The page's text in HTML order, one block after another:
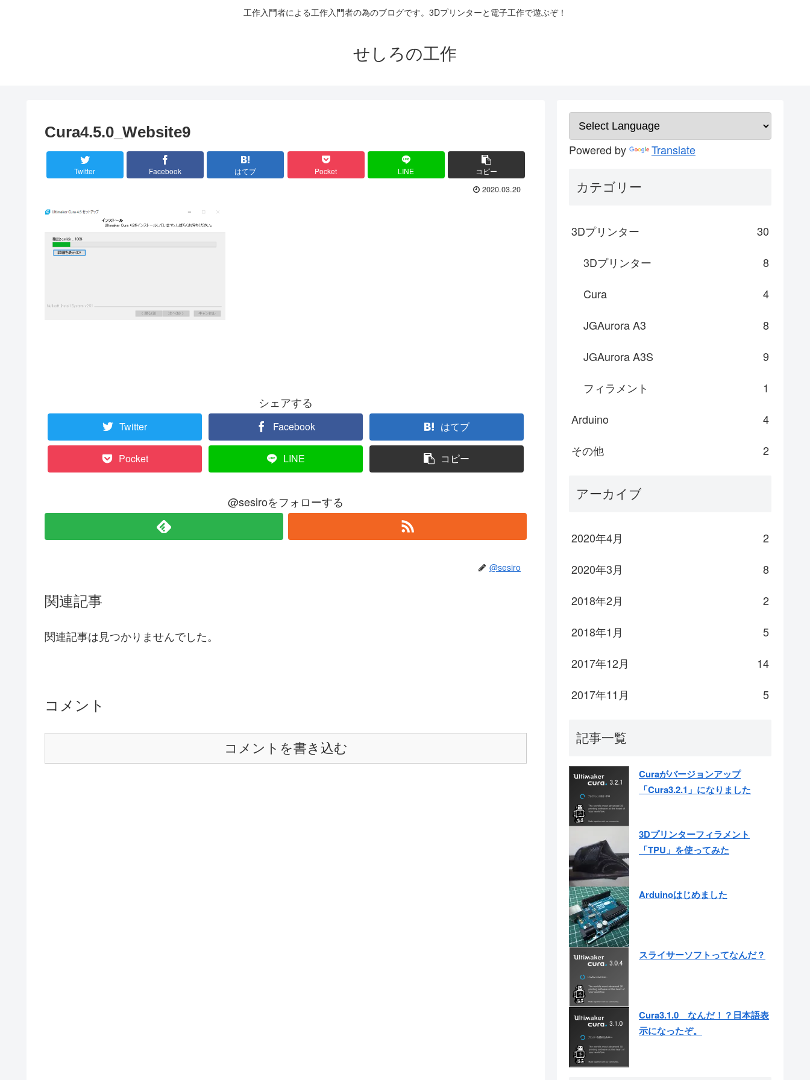
工作入門者による工作入門者の為のブログです。3Dプリンターと電子工作で遊ぶぞ！
せしろの工作
Cura4.5.0_Website9
Twitter Facebook はてブ Pocket LINE コピー
2020.03.20
シェアする
Twitter Facebook はてブ
Pocket LINE コピー
@sesiroをフォローする
@sesiro
関連記事
関連記事は見つかりませんでした。
コメント
コメントを書き込む
Powered by Translate
カテゴリー
3Dプリンター
30
3Dプリンター
8
Cura
4
JGAurora A3
8
JGAurora A3S
9
フィラメント
1
Arduino
4
その他
2
アーカイブ
2020年4月
2
2020年3月
8
2018年2月
2
2018年1月
5
2017年12月
14
2017年11月
5
記事一覧
Curaがバージョンアップ
「Cura3.2.1」になりました
3Dプリンターフィラメント
「TPU」を使ってみた
Arduinoはじめました
スライサーソフトってなんだ？
Cura3.1.0 なんだ！？日本語表
示になったぞ。